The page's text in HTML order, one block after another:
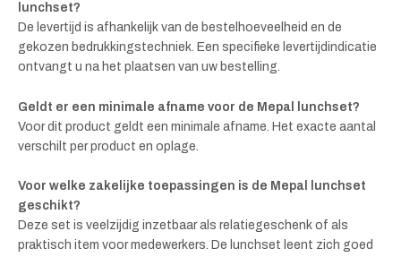
lunchset?
De levertijd is afhankelijk van de bestelhoeveelheid en de
gekozen bedrukkingstechniek. Een specifieke levertijdindicatie
ontvangt u na het plaatsen van uw bestelling.
Geldt er een minimale afname voor de Mepal lunchset?
Voor dit product geldt een minimale afname. Het exacte aantal
verschilt per product en oplage.
Voor welke zakelijke toepassingen is de Mepal lunchset
geschikt?
Deze set is veelzijdig inzetbaar als relatiegeschenk of als
praktisch item voor medewerkers. De lunchset leent zich goed